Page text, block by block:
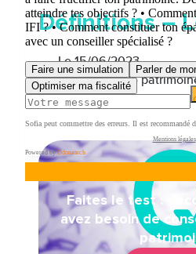
Définitions –
Le15/06/2023
Par gestion de
Le lexique de la
Faites le test :
avez besoin de